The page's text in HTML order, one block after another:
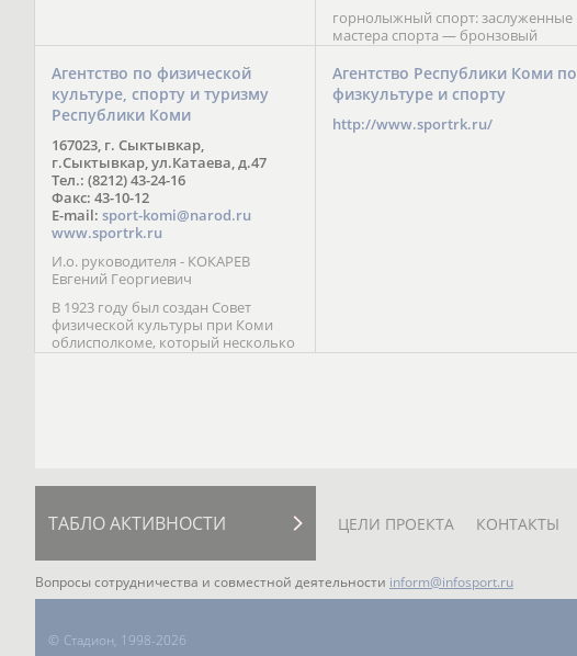
горнолыжный спорт: заслуженные
мастера спорта — бронзовый
призер Кубка мира (1997),
обладатель Кубка Европы (2002) В.
Зеленская; бронзовый призер
Паралимпийских игр в Солт-Лейк-
Сити (2002) А. Мошкин; мастер
Агентство по физической
культуре, спорту и туризму
Республики Коми
167023, г. Сыктывкар,
г.Сыктывкар, ул.Катаева, д.47
Тел.: (8212) 43-24-16
Факс: 43-10-12
E-mail: sport-komi@narod.ru
www.sportrk.ru
И.о. руководителя - КОКАРЕВ
Евгений Георгиевич
В 1923 году был создан Совет
физической культуры при Коми
облисполкоме, который несколько
раз реорганизовывался; с 1994 года
Агентство Республики Коми по
физкультуре и спорту
http://www.sportrk.ru/
ТАБЛО АКТИВНОСТИ ЦЕЛИ ПРОЕКТА КОНТАКТЫ
Вопросы сотрудничества и совместной деятельности inform@infosport.ru
© Стадион, 1998-2026